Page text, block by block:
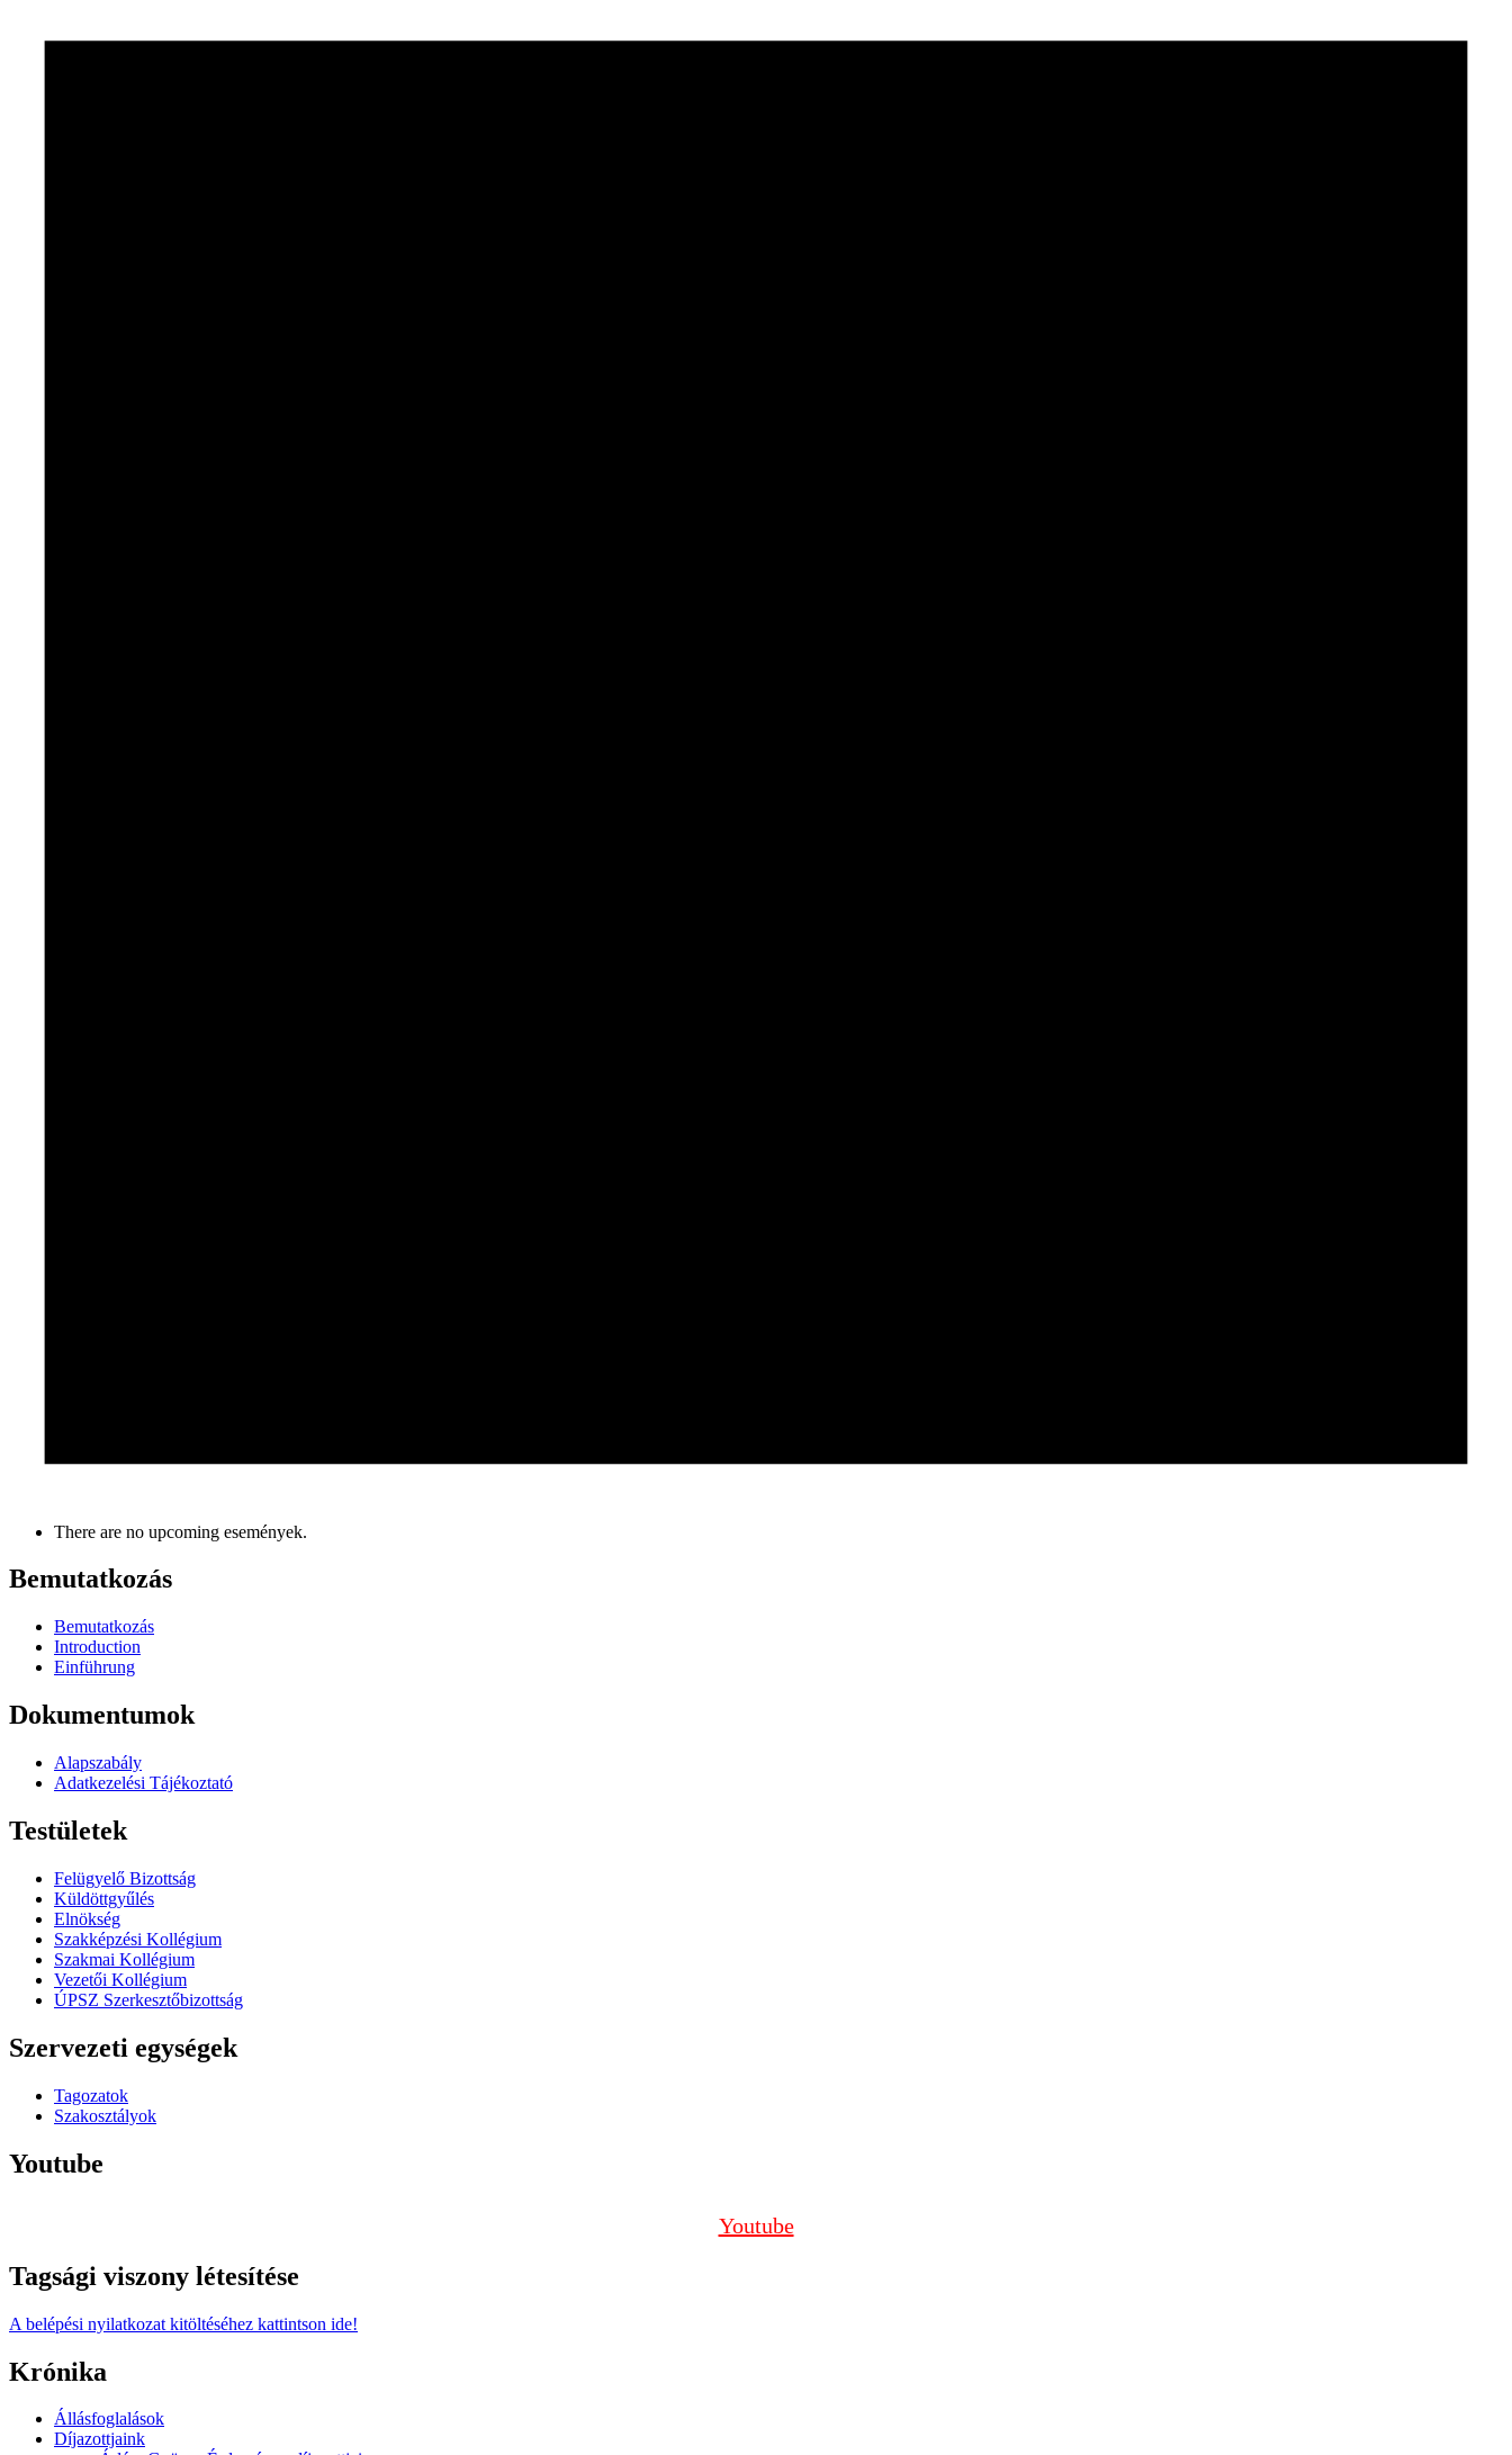
There are no upcoming események.
Bemutatkozás
Bemutatkozás
Introduction
Einführung
Dokumentumok
Alapszabály
Adatkezelési Tájékoztató
Testületek
Felügyelő Bizottság
Küldöttgyűlés
Elnökség
Szakképzési Kollégium
Szakmai Kollégium
Vezetői Kollégium
ÚPSZ Szerkesztőbizottság
Szervezeti egységek
Tagozatok
Szakosztályok
Youtube
Youtube
Tagsági viszony létesítése
A belépési nyilatkozat kitöltéséhez kattintson ide!
Krónika
Állásfoglalások
Díjazottjaink